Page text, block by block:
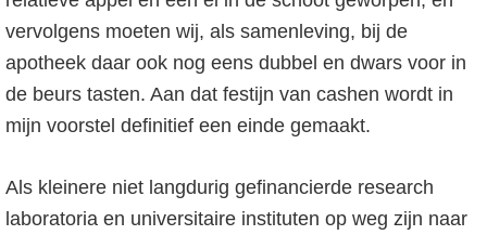
vervolgens moeten wij, als samenleving, bij de
apotheek daar ook nog eens dubbel en dwars voor in
de beurs tasten. Aan dat festijn van cashen wordt in
mijn voorstel definitief een einde gemaakt.
Als kleinere niet langdurig gefinancierde research
laboratoria en universitaire instituten op weg zijn naar